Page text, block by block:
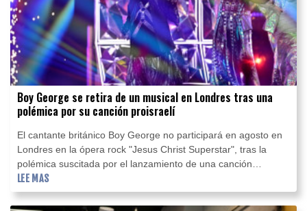
Boy George se retira de un musical en Londres tras una
polémica por su canción proisraelí
El cantante británico Boy George no participará en agosto en
Londres en la ópera rock "Jesus Christ Superstar", tras la
polémica suscitada por el lanzamiento de una canción
proisraelí del artista, "We Will Dance Again", anunció su
representante.
LEE MAS